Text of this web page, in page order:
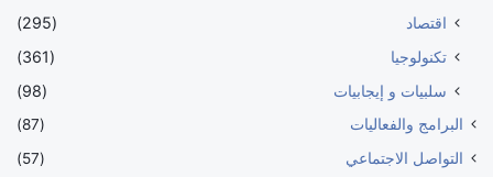
اقتصاد
(295)
تكنولوجيا
(361)
سلبيات و إيجابيات
(98)
البرامج والفعاليات
(87)
التواصل الاجتماعي
(57)